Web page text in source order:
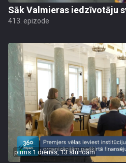
Sāk Valmieras iedzīvotāju
413. epizode
pirms 1 dienas, 13 stundām